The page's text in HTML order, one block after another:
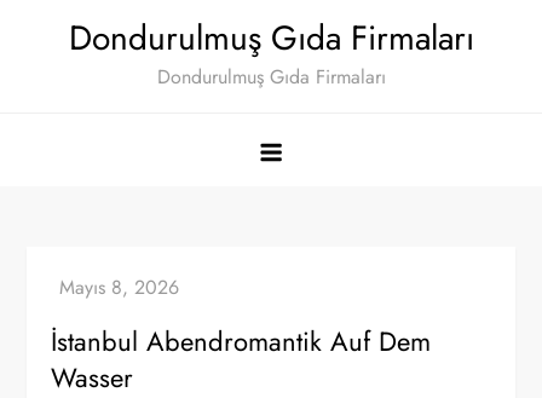
Dondurulmuş Gıda Firmaları
Dondurulmuş Gıda Firmaları
İstanbul Abendromantik Auf Dem
Wasser